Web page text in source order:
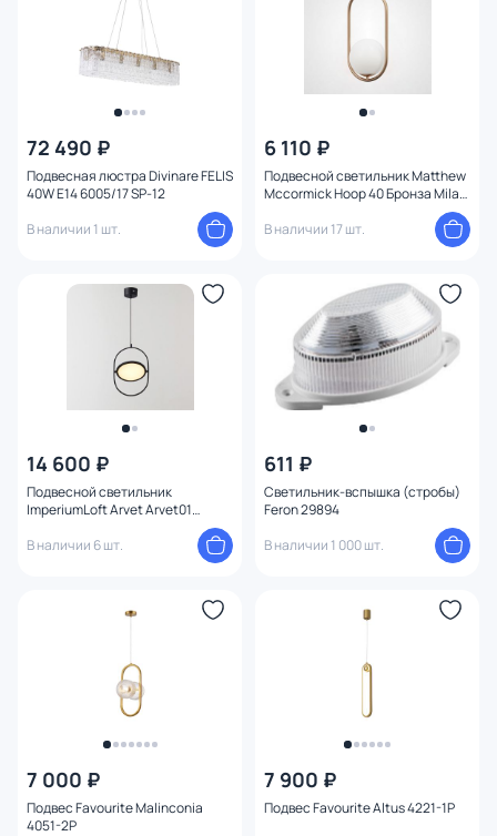
72 490 ₽
Подвесная люстра Divinare FELIS
40W E14 6005/17 SP-12
В наличии 1 шт.
6 110 ₽
Подвесной светильник Matthew
Mccormick Hoop 40 Бронза Mila
Pendant ImperiumLoft 181903-22
В наличии 17 шт.
14 600 ₽
Подвесной светильник
ImperiumLoft Arvet Arvet01
В наличии 6 шт.
611 ₽
Светильник-вспышка (стробы)
Feron 29894
В наличии 1 000 шт.
7 000 ₽
Подвес Favourite Malinconia
4051-2P
7 900 ₽
Подвес Favourite Altus 4221-1P